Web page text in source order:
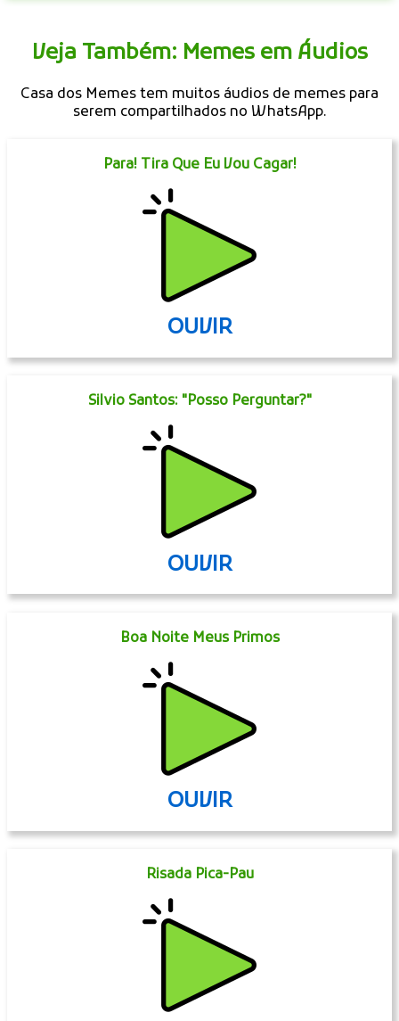
Veja Também: Memes em Áudios
Casa dos Memes tem muitos áudios de memes para
serem compartilhados no WhatsApp.
Para! Tira Que Eu Vou Cagar!
OUVIR
Silvio Santos: "Posso Perguntar?"
OUVIR
Boa Noite Meus Primos
OUVIR
Risada Pica-Pau